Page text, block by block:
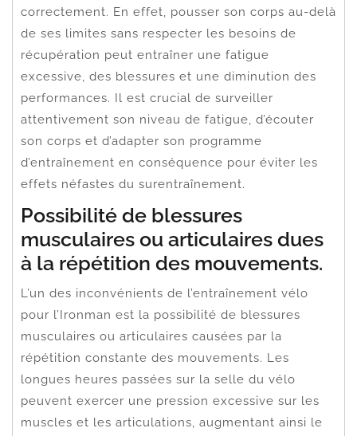
correctement. En effet, pousser son corps au-delà
de ses limites sans respecter les besoins de
récupération peut entraîner une fatigue
excessive, des blessures et une diminution des
performances. Il est crucial de surveiller
attentivement son niveau de fatigue, d’écouter
son corps et d’adapter son programme
d’entraînement en conséquence pour éviter les
effets néfastes du surentraînement.
Possibilité de blessures
musculaires ou articulaires dues
à la répétition des mouvements.
L’un des inconvénients de l’entraînement vélo
pour l’Ironman est la possibilité de blessures
musculaires ou articulaires causées par la
répétition constante des mouvements. Les
longues heures passées sur la selle du vélo
peuvent exercer une pression excessive sur les
muscles et les articulations, augmentant ainsi le